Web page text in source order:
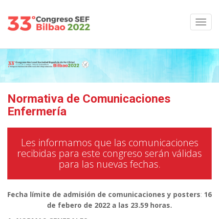
Normativa de Comunicaciones
Enfermería
Les informamos que las comunicaciones
recibidas para este congreso serán válidas
para las nuevas fechas.
Fecha límite de admisión de comunicaciones y posters: 16
de febero de 2022 a las 23.59 horas.